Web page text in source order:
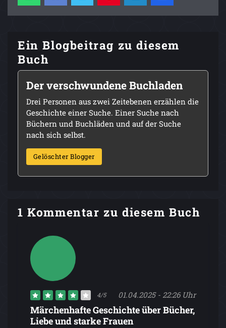
Ein Blogbeitrag zu diesem
Buch
Der verschwundene Buchladen
Drei Personen aus zwei Zeitebenen erzählen die
Geschichte einer Suche. Einer Suche nach
Büchern und Buchläden und auf der Suche
nach sich selbst.
Gelöschter Blogger
1 Kommentar zu diesem Buch
4/5 01.04.2025 - 22:26 Uhr
Märchenhafte Geschichte über Bücher,
Liebe und starke Frauen